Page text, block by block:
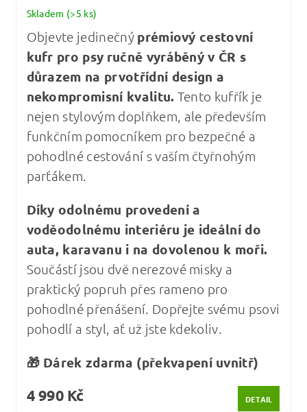
Skladem (>5 ks)
Objevte jedinečný prémiový cestovní
kufr pro psy ručně vyráběný v ČR s
důrazem na prvotřídní design a
nekompromisní kvalitu. Tento kufřík je
nejen stylovým doplňkem, ale především
funkčním pomocníkem pro bezpečné a
pohodlné cestování s vaším čtyřnohým
parťákem.
Díky odolnému provedení a
voděodolnému interiéru je ideální do
auta, karavanu i na dovolenou k moři.
Součástí jsou dvě nerezové misky a
praktický popruh přes rameno pro
pohodlné přenášení. Dopřejte svému psovi
pohodlí a styl, ať už jste kdekoliv.
🎁 Dárek zdarma (překvapení uvnitř)
4 990 Kč DETAIL